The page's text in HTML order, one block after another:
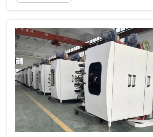
nepropornim plastičnim površinama
glatko...